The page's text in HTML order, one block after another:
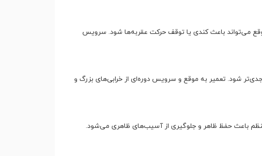
می‌تواند باعث کندی یا توقف حرکت عقربه‌ها شود. سرویس
شود. تعمیر به موقع و سرویس دوره‌ای از خرابی‌های بزرگ و
باعث حفظ ظاهر و جلوگیری از آسیب‌های ظاهری می‌شود.